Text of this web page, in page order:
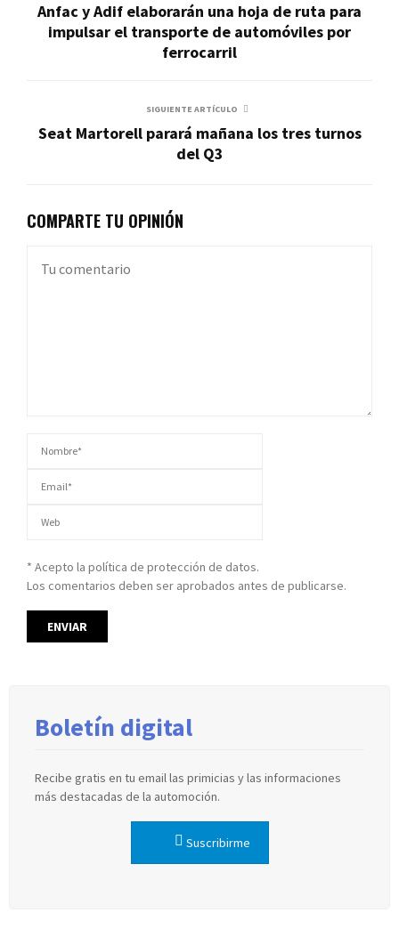
Anfac y Adif elaborarán una hoja de ruta para
impulsar el transporte de automóviles por
ferrocarril
SIGUIENTE ARTÍCULO
Seat Martorell parará mañana los tres turnos
del Q3
COMPARTE TU OPINIÓN
* Acepto la política de protección de datos.
Los comentarios deben ser aprobados antes de publicarse.
Boletín digital
Recibe gratis en tu email las primicias y las informaciones
más destacadas de la automoción.
Suscribirme